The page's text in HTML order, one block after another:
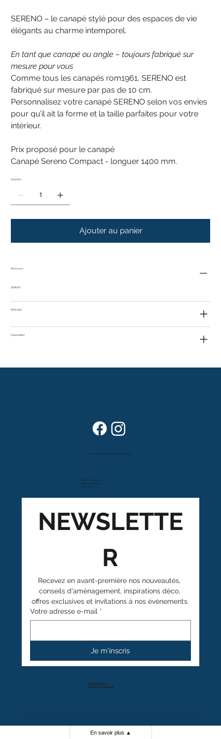
SERENO – le canapé stylé pour des espaces de vie
élégants au charme intemporel.
En tant que canapé ou angle – toujours fabriqué sur
mesure pour vous
Comme tous les canapés rom1961, SERENO est
fabriqué sur mesure par pas de 10 cm.
Personnalisez votre canapé SERENO selon vos envies
pour qu’il ait la forme et la taille parfaites pour votre
intérieur.
Prix proposé pour le canapé
Canapé Sereno Compact - longuer 1400 mm.
Quantité
Ajouter au panier
Référence
SERENO
ROM 1961
Disponibilité
Route cantonale 4
Case postale 157
1963 Vétroz
Dans vos foyers depuis plus de 80 ans
+41 27 766 40 40
info@anthamatten.ch
NEWSLETTE
R
Recevez en avant-première nos nouveautés,
conseils d'aménagement, inspirations déco,
offres exclusives et invitations à nos événements.
Votre adresse e-mail *
Je m'inscris
4.4
+ de 100 avis clients
En savoir plus ▲